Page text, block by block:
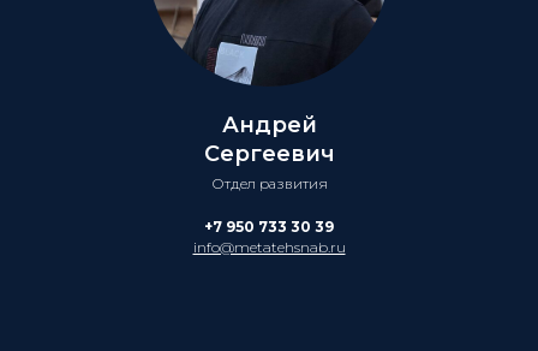
Андрей
Сергеевич
Отдел развития
+7 950 733 30 39
info@metatehsnab.ru